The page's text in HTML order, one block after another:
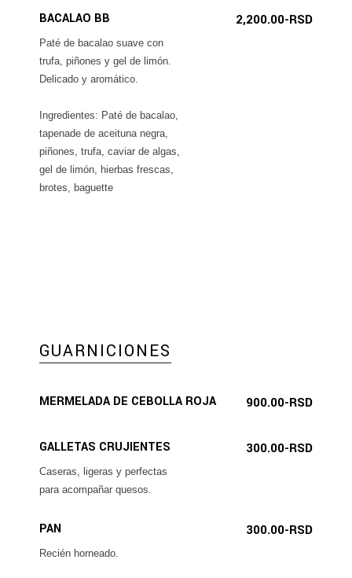
BACALAO BB 2,200.00-RSD
Paté de bacalao suave con
trufa, piñones y gel de limón.
Delicado y aromático.
Ingredientes: Paté de bacalao,
tapenade de aceituna negra,
piñones, trufa, caviar de algas,
gel de limón, hierbas frescas,
brotes, baguette
GUARNICIONES
MERMELADA DE CEBOLLA ROJA 900.00-RSD
GALLETAS CRUJIENTES 300.00-RSD
Caseras, ligeras y perfectas
para acompañar quesos.
PAN 300.00-RSD
Recién horneado.